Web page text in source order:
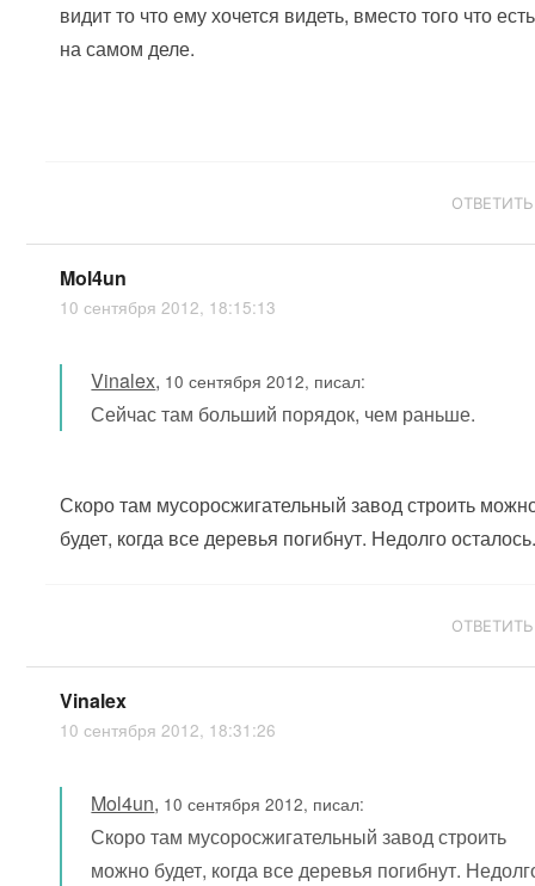
видит то что ему хочется видеть, вместо того что есть
на самом деле.
ОТВЕТИТЬ
Mol4un
10 сентября 2012, 18:15:13
Vinalex, 10 сентября 2012, писал:
Сейчас там больший порядок, чем раньше.
Скоро там мусоросжигательный завод строить
будет, когда все деревья погибнут. Недолго
ОТВЕТИТЬ
Vinalex
10 сентября 2012, 18:31:26
Mol4un, 10 сентября 2012, писал:
Скоро там мусоросжигательный завод строить
можно будет, когда все деревья погибнут.